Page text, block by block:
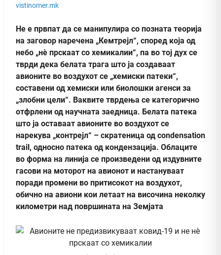
vistinomer.mk
Не е првпат да се манипулира со позната теорија
на заговор наречена „Кемтрејл“, според која од
небо „нè прскаат со хемикалии“, па во тој дух се
тврди дека белата трага што ја создаваат
авионите во воздухот се „хемиски патеки“,
составени од хемиски или биолошки агенси за
„злобни цели“. Ваквите тврдења се категорично
отфрлени од научната заедница. Белата патека
што ја оставаат авионите во воздухот се
нарекува „контрејл“ – скратеница од condensation
trail, односно патека од кондензација. Облаците
во форма на линија се произведени од издувните
гасови на моторот на авионот и настануваат
поради промени во притисокот на воздухот,
обично на авиони кои летаат на височина неколку
километри над површината на Земјата